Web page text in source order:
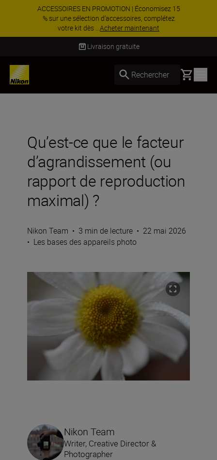
ACCESSOIRES EN PROMOTION | Économisez 15
% sur une sélection d’accessoires, complétez
votre kit dès ...Acheter maintenant
Livraison sous 4 à 6 jours ouvrés
Rechercher Basket
Qu’est-ce que le facteur
d’agrandissement (ou
rapport de reproduction
maximal) ?
Nikon Team • 3 min de lecture • 22 mai 2026
• Les bases des appareils photo
Nikon Team
Writer, Creative Director &
Photographer